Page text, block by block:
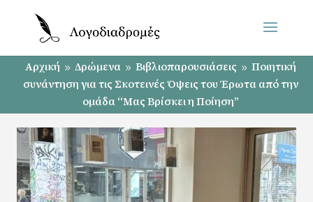
Αρχική 9 Δρώμενα 9 Βιβλιοπαρουσιάσεις 9 Ποιητική
συνάντηση για τις Σκοτεινές Όψεις του Έρωτα από την
ομάδα “Μας Βρίσκει η Ποίηση”